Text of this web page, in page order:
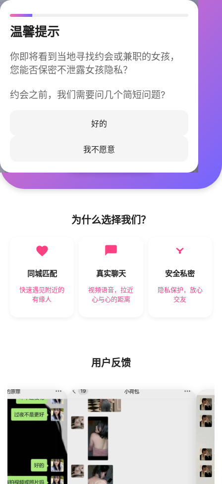
温馨提示
你即将看到当地寻找约会或兼职的女孩，
您能否保密不泄露女孩隐私？
约会之前，我们需要问几个简短问题?
好的
我不愿意
今晚不再孤单
同城快速匹配，马上认识身边的TA
立即下载
为什么选择我们？
同城匹配
快速遇见附近的
有缘人
真实聊天
视频语音，拉近
心与心的距离
安全私密
隐私保护，放心
交友
用户反馈